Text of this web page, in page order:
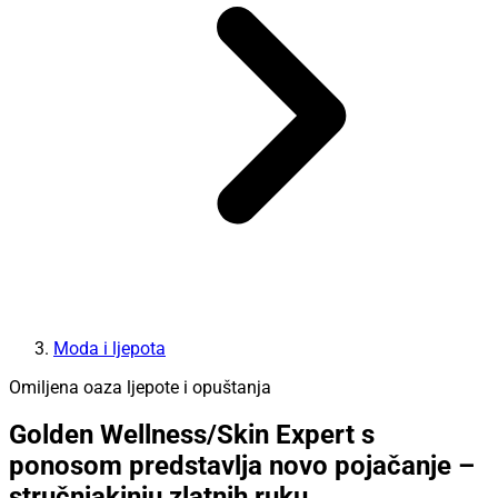
Moda i ljepota
Omiljena oaza ljepote i opuštanja
Golden Wellness/Skin Expert s
ponosom predstavlja novo pojačanje –